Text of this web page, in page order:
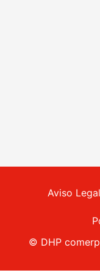
Aviso Legal
© DHP